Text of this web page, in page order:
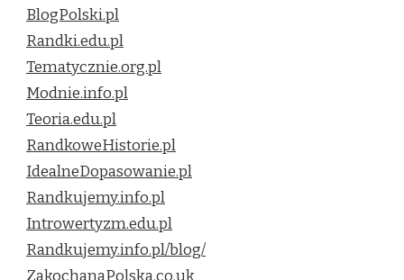
BlogPolski.pl
Randki.edu.pl
Tematycznie.org.pl
Modnie.info.pl
Teoria.edu.pl
RandkoweHistorie.pl
IdealneDopasowanie.pl
Randkujemy.info.pl
Introwertyzm.edu.pl
Randkujemy.info.pl/blog/
ZakochanaPolska.co.uk